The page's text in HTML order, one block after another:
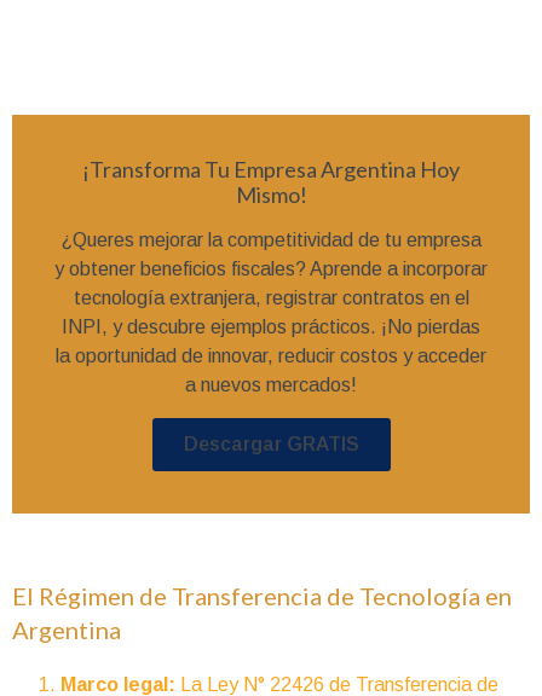
¡Transforma Tu Empresa Argentina Hoy
Mismo!
¿Queres mejorar la competitividad de tu empresa
y obtener beneficios fiscales? Aprende a incorporar
tecnología extranjera, registrar contratos en el
INPI, y descubre ejemplos prácticos. ¡No pierdas
la oportunidad de innovar, reducir costos y acceder
a nuevos mercados!
Descargar GRATIS
El Régimen de Transferencia de Tecnología en
Argentina
Marco legal: La Ley N° 22426 de Transferencia de